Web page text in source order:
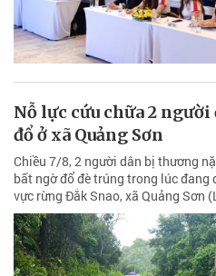
Nỗ lực cứu chữa 2
đổ ở xã Quảng Sơn
Chiều 7/8, 2 người dân bị thương
bất ngờ đổ đè trúng trong lúc đang
vực rừng Đắk Snao, xã Quảng Sơn